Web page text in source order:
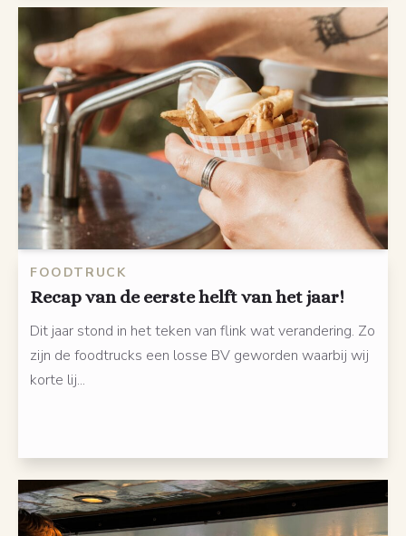
FOODTRUCK
Recap van de eerste helft van het jaar!
Dit jaar stond in het teken van flink wat verandering. Zo
zijn de foodtrucks een losse BV geworden waarbij wij
korte lij...